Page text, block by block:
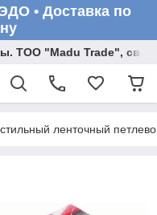
• Доставка по
ТОО "Madu Trade",
ленточный